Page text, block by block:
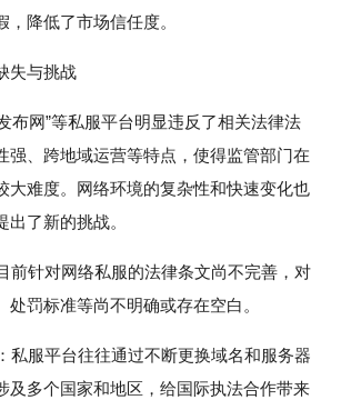
降低了市场信任度。
失与挑战
布网”等私服平台明显违反了相关法律法
强、跨地域运营等特点，使得监管部门在
大难度。网络环境的复杂性和快速变化也
了新的挑战。
前针对网络私服的法律条文尚不完善，对
处罚标准等尚不明确或存在空白。
私服平台往往通过不断更换域名和服务器
及多个国家和地区，给国际执法合作带来